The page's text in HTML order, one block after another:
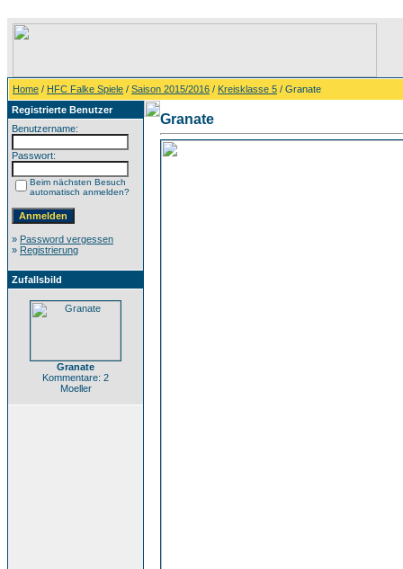
Home / HFC Falke Spiele / Saison 2015/2016 / Kreisklasse 5 / Granate
Registrierte Benutzer
Benutzername:
Passwort:
Beim nächsten Besuch
automatisch anmelden?
» Password vergessen
» Registrierung
Zufallsbild
Granate
Kommentare: 2
Moeller
Granate